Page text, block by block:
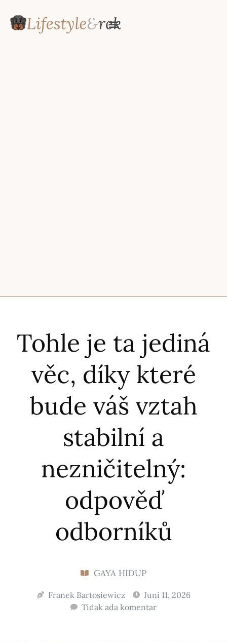
Tohle je ta jediná
věc, díky které
bude váš vztah
stabilní a
nezničitelný:
odpověď
odborníků
GAYA HIDUP
Franek Bartosiewicz
Juni 11, 2026
Tidak ada komentar